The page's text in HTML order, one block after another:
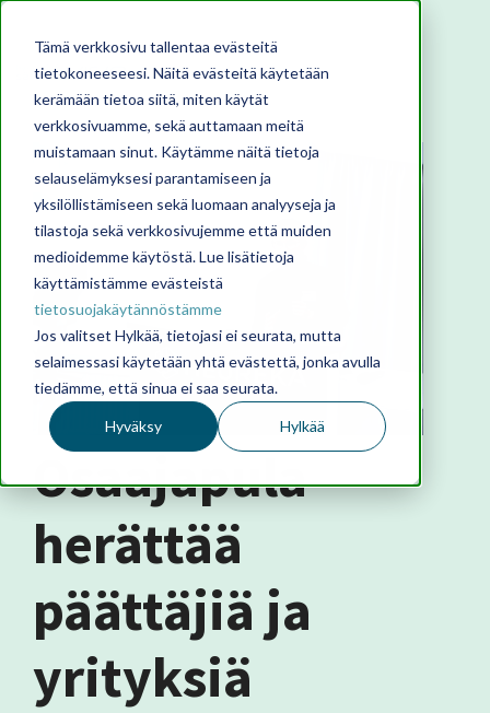
Tämä verkkosivu tallentaa evästeitä
tietokoneeseesi. Näitä evästeitä käytetään
kerämään tietoa siitä, miten käytät
verkkosivuamme, sekä auttamaan meitä
muistamaan sinut. Käytämme näitä tietoja
selauselämyksesi parantamiseen ja
yksilöllistämiseen sekä luomaan analyyseja ja
tilastoja sekä verkkosivujemme että muiden
medioidemme käytöstä. Lue lisätietoja
käyttämistämme evästeistä
tietosuojakäytännöstämme
Jos valitset Hylkää, tietojasi ei seurata, mutta
selaimessasi käytetään yhtä evästettä, jonka avulla
tiedämme, että sinua ei saa seurata.
Hyväksy Hylkää
Osaajapula
herättää
päättäjiä ja
yrityksiä